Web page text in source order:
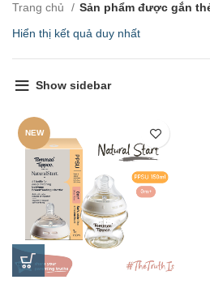
Trang chủ
Sản phẩm được gắn
Hiển thị kết quả duy nhất
Show sidebar
NEW